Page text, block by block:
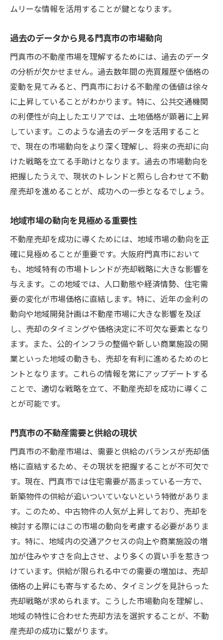
ムリーな情報を活用することが鍵となります。
過去のデータから見る門真市の市場動向
門真市の不動産市場を理解するためには、過去のデータ
の分析が欠かせません。過去数年間の売買履歴や価格の
変動を見てみると、門真市における不動産の価値は徐々
に上昇していることがわかります。特に、公共交通機関
の利便性が向上したエリアでは、土地価格が顕著に上昇
しています。このような過去のデータを活用すること
で、現在の市場動向をより深く理解し、将来の売却に向
けた戦略を立てる手助けとなります。過去の市場動向を
把握したうえで、現状のトレンドと照らし合わせて不動
産売却を進めることが、成功への一歩となるでしょう。
地域市場の動向を見極める重要性
不動産売却を成功に導くためには、地域市場の動向を正
確に見極めることが重要です。大阪府門真市において
も、地域特有の市場トレンドが売却戦略に大きな影響を
与えます。この地域では、人口動態や経済情勢、住宅需
要の変化が市場価格に直結します。特に、近年の金利の
動向や地域開発計画は不動産市場に大きな影響を及ぼ
し、売却のタイミングや価格決定に不可欠な要素となり
ます。また、公的インフラの整備や新しい商業施設の開
業といった地域の動きも、売却を有利に進めるためのヒ
ントとなります。これらの情報を常にアップデートする
ことで、適切な戦略を立て、不動産売却を成功に導くこ
とが可能です。
門真市の不動産需要と供給の現状
門真市の不動産市場は、需要と供給のバランスが売却価
格に直結するため、その現状を把握することが不可欠で
す。現在、門真市では住宅需要が高まっている一方で、
新築物件の供給が追いついていないという特徴がありま
す。このため、中古物件の人気が上昇しており、売却を
検討する際にはこの市場の動向を考慮する必要がありま
す。特に、地域内の交通アクセスの向上や商業施設の増
加が住みやすさを向上させ、より多くの買い手を惹きつ
けています。供給が限られる中での需要の増加は、売却
価格の上昇にも寄与するため、タイミングを見計らった
売却戦略が求められます。こうした市場動向を理解し、
地域の特性に合わせた売却方法を選択することが、不動
産売却の成功に繋がります。